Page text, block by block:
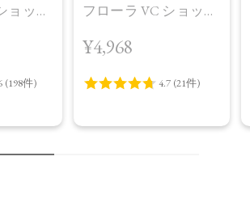
ョット
フローラ VC ショット
プラス＜限定品＞
¥4,968